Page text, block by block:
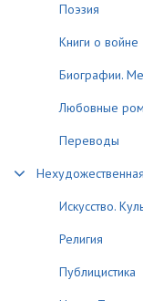
Поэзия
Книги о войне
Биографии.
Любовные
Переводы
Искусство.
Религия
Публицистика